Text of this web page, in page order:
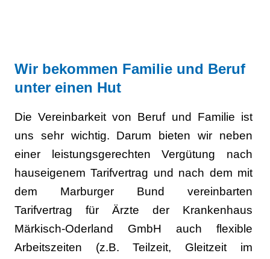
Wir bekommen Familie und Beruf
unter einen Hut
Die Vereinbarkeit von Beruf und Familie ist
uns sehr wichtig. Darum bieten wir neben
einer leistungsgerechten Vergütung nach
hauseigenem Tarifvertrag und nach dem mit
dem Marburger Bund vereinbarten
Tarifvertrag für Ärzte der Krankenhaus
Märkisch-Oderland GmbH auch flexible
Arbeitszeiten (z.B. Teilzeit, Gleitzeit im